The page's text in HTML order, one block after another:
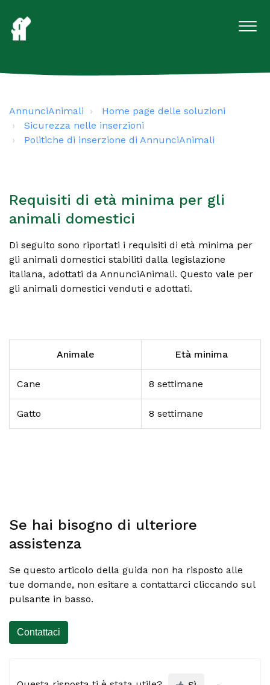
AnnunciAnimali
Home page delle soluzioni
Sicurezza nelle inserzioni
Politiche di inserzione di AnnunciAnimali
Requisiti di età minima per gli
animali domestici
Di seguito sono riportati i requisiti di età minima per
gli animali domestici stabiliti dalla legislazione
italiana, adottati da AnnunciAnimali. Questo vale per
gli animali domestici venduti e adottati.
Animale Età minima
Cane 8 settimane
Gatto 8 settimane
Se hai bisogno di ulteriore
assistenza
Se questo articolo della guida non ha risposto alle
tue domande, non esitare a contattarci cliccando sul
pulsante in basso.
Contattaci